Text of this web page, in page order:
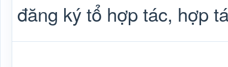
đăng ký tổ hợp tác, hợp